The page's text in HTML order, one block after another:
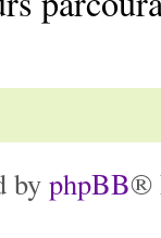
by phpBB®